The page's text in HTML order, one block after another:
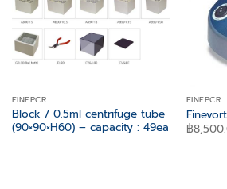
FINEPCR
Block / 0.5ml centrifuge tube
(90×90×H60) – capacity : 49ea
FINEPCR
฿